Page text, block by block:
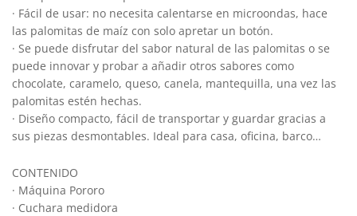
· Fácil de usar: no necesita calentarse en microondas, hace
las palomitas de maíz con solo apretar un botón.
· Se puede disfrutar del sabor natural de las palomitas o se
puede innovar y probar a añadir otros sabores como
chocolate, caramelo, queso, canela, mantequilla, una vez las
palomitas estén hechas.
· Diseño compacto, fácil de transportar y guardar gracias a
sus piezas desmontables. Ideal para casa, oficina, barco…
CONTENIDO
· Máquina Pororo
· Cuchara medidora